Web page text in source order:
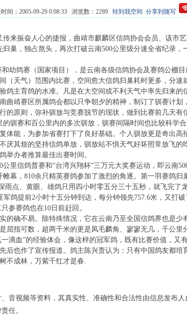
：2005-09-29 0:08:33 浏览数：2289 转到我空间 分享到随写
振奋人心的捷报，曲靖市麒麟区信鸽协会会员、该市
巢，独占熬头，再次打破云南500公里级分速全省纪录，
鸽赛（国家项目），是云南各级信鸽协会及赛鸽公棚
（天气）范围内比赛，空间愈大信鸽归巢耗时更多，分速
鸽主育鸽的水准。凡是在大空间或不利天气中率先归来的
靖赛区所属鸽会都以只争朝夕的精神，制订了驯赛计划
的原则，弥补驯放与竞赛脱节的现状，做到比赛前几天有
驯赛和百公里内的多次驯放，驯赛间隔时间也比较科学
体能，为参加省赛打下了良好基础。个人驯放更是奇出高
厌其烦的坚持信鸽单放，驯放站不惧天气好坏照常放飞的
举办者推算最佳出赛时间。
信鸽普赛和“台湾兴翔杯”三万元大奖赛运动，即云南
幕，810余只精英赛鸽参加了激烈的角逐。第一羽赛鸽归
雨点、黄眼、雄鸽只用四小时零五分三十五秒，就飞完了
军鸽提前2小时十五分钟到达，每分钟领先757.6米，又打
参赛鸽也在10日前赶回。
确不易。除特殊情况，它在云南乃至全国信鸽界也是少
屈指可数，超两千米的更是凤毛麟角、寥寥无几，千公里
滴血”的经验体会，像这样的冠军鸽，既有比赛价值，又
后也作了宣传报道。鸽主陈兴责认为：只有中国鸽友都培
不成林，万紫千红才是春.
音视频等资料，其真实性、准确性和合法性由信息发布
任。